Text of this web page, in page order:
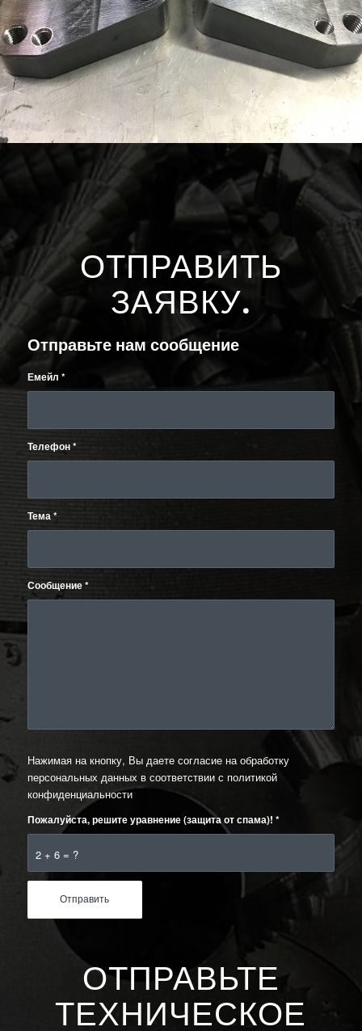
ОТПРАВИТЬ
ЗАЯВКУ.
Отправьте нам сообщение
Емейл *
Телефон*
Тема*
Сообщение*
Нажимая на кнопку, Вы даете согласие на обработку
персональных данных в соответствии с политикой
конфиденциальности
2 + 6 = ?
Пожалуйста, решите уравнение (защита от спама)! *
ОТПРАВЬТЕ
ТЕХНИЧЕСКОЕ